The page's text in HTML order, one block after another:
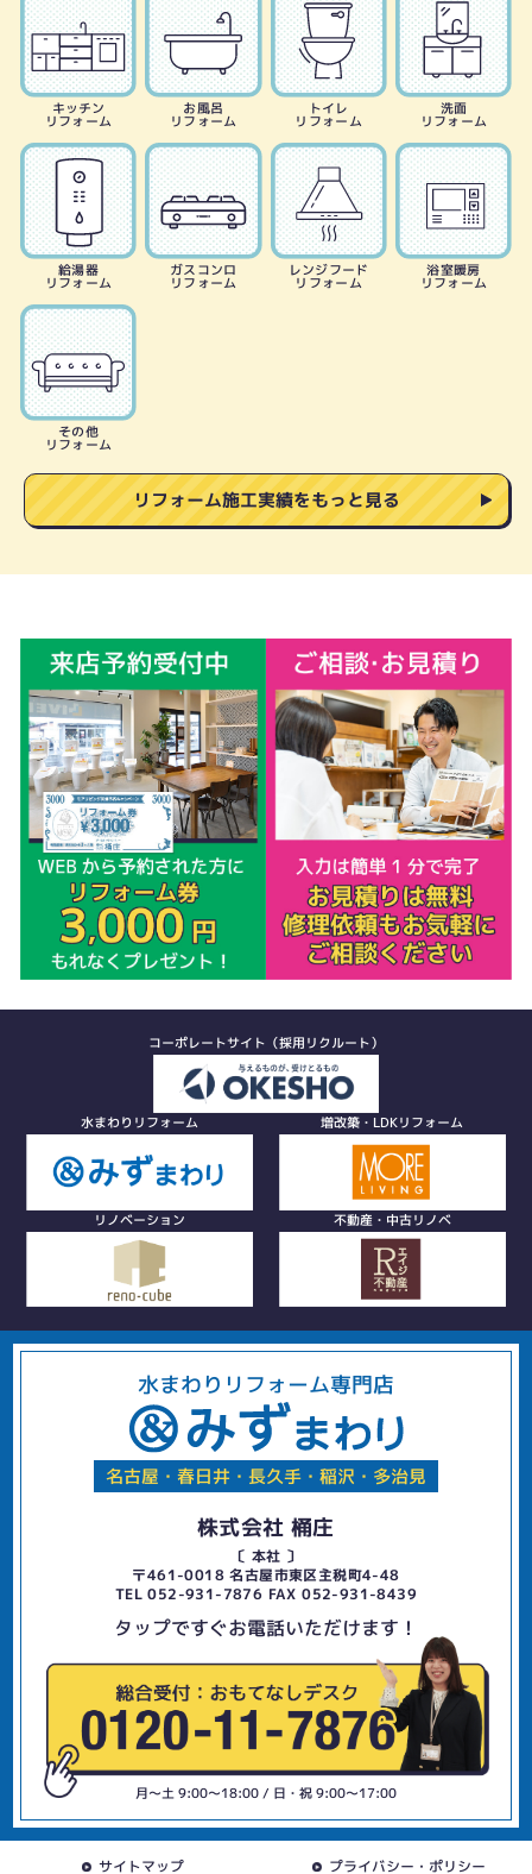
キッチン
リフォーム
お風呂
リフォーム
トイレ
リフォーム
洗面
リフォーム
給湯器
リフォーム
ガスコンロ
リフォーム
レンジフード
リフォーム
浴室暖房
リフォーム
その他
リフォーム
リフォーム施工実績をもっと見る
コーポレートサイト（採用リクルート）
水まわりリフォーム 増改築・LDKリフォーム
リノベーション 不動産・中古リノベ
水まわりリフォーム専門店
名古屋・春日井・長久手・稲沢・多治見
株式会社 桶庄
〔 本社 〕
〒461-0018 名古屋市東区主税町4-48
TEL 052-931-7876 FAX 052-931-8439
タップですぐお電話いただけます！
月〜土 9:00〜18:00 / 日・祝 9:00〜17:00
サイトマップ プライバシー・ポリシー